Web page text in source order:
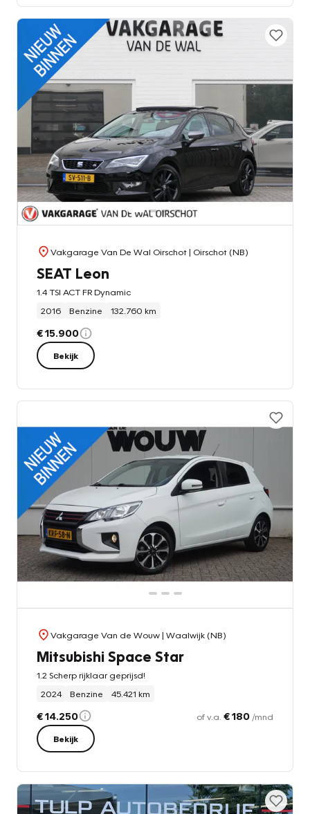
Vakgarage Van De Wal Oirschot| Oirschot (NB)
SEAT Leon
1.4 TSI ACT FR Dynamic
2016
Benzine 132.760 km
€ 15.900
Bekijk
Vakgarage Van de Wouw| Waalwijk (NB)
Mitsubishi Space Star
1.2 Scherp rijklaar geprijsd!
2024
Benzine 45.421 km
€ 14.250 of v.a. € 180 /mnd
Bekijk